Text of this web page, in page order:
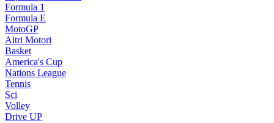
Formula 1
Formula E
MotoGP
Altri Motori
Basket
America's Cup
Nations League
Tennis
Sci
Volley
Drive UP